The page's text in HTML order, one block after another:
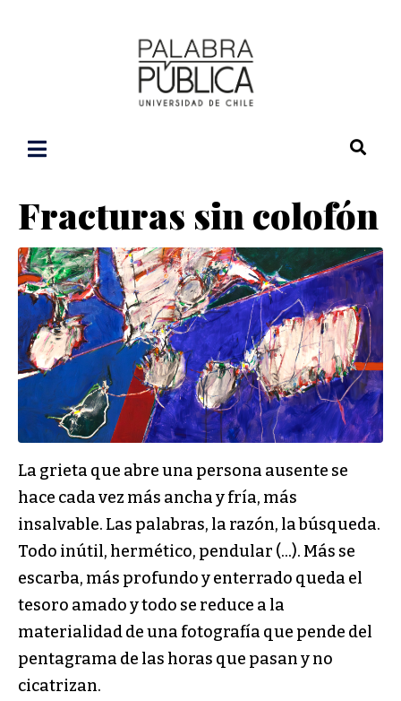
Fracturas sin colofón
La grieta que abre una persona ausente se
hace cada vez más ancha y fría, más
insalvable. Las palabras, la razón, la búsqueda.
Todo inútil, hermético, pendular (…). Más se
escarba, más profundo y enterrado queda el
tesoro amado y todo se reduce a la
materialidad de una fotografía que pende del
pentagrama de las horas que pasan y no
cicatrizan.